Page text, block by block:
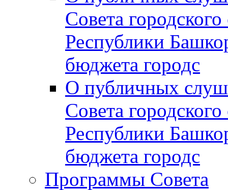
Совета
Республики
бюджета городс
О публичных
Совета
Республики
бюджета городс
Программы Совета